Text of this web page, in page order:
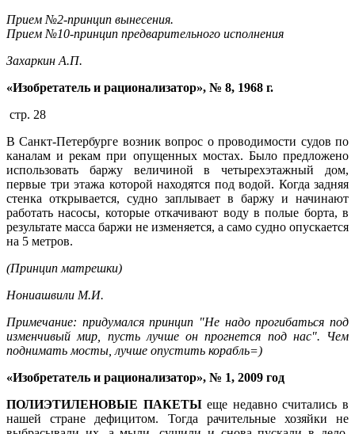
Прием №2-принцип вынесения.
Прием №10-принцип предварительного исполнения
Захаркин А.П.
«Изобретатель и рационализатор», № 8, 1968 г.
стр. 28
В Санкт-Петербурге возник вопрос о проводимости судов по
каналам и рекам при опущенных мостах. Было предложено
использовать баржу величиной в четырехэтажный дом,
первые три этажа которой находятся под водой. Когда задняя
стенка открывается, судно заплывает в баржу и начинают
работать насосы, которые откачивают воду в полые борта, в
результате масса баржи не изменяется, а само судно опускается
на 5 метров.
(Принцип матрешки)
Нониашвили М.И.
Примечание: придумался принцип "Не надо прогибаться под
изменчивый мир, пусть лучше он прогнется под нас". Чем
поднимать мосты, лучше опустить корабль=)
«Изобретатель и рационализатор», № 1, 2009 год
ПОЛИЭТИЛЕНОВЫЕ ПАКЕТЫеще недавно считались в
нашей стране дефицитом. Тогда рачительные хозяйки не